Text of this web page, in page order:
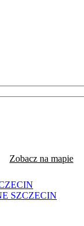
Zobacz na mapie
SZCZECIN